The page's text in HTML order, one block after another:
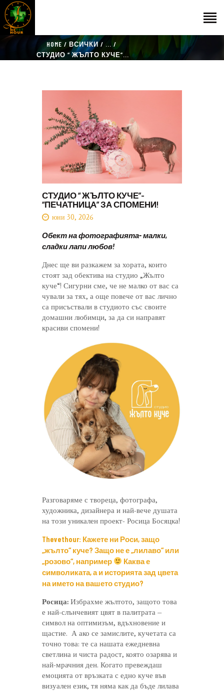
HOME ВСИЧКИ
...
СТУДИО “ ЖЪЛТО КУЧЕ”...
НАЧАЛО
THE VET HOUR
БЛОГ
КОНТАКТ
СТУДИО “ ЖЪЛТО КУЧЕ”-
“ПЕЧАТНИЦА” ЗА СПОМЕНИ!
юни 30, 2026
Обект на фотографията- малки,
сладки лапи любов!
Днес ще ви разкажем за хората, които
стоят зад обектива на студио „Жълто
куче“! Сигурни сме, че не малко от вас са
чували за тях, а още повече от вас лично
са присъствали в студиото със своите
домашни любимци, за да си направят
красиви спомени!
Разговаряме с твореца, фотографа,
художника, дизайнера и най-вече душата
на този уникален проект- Росица Босяцка!
Thevethour: Кажете ни Роси, защо
„жълто“ куче? Защо не е „лилаво“ или
„розово“, например
Каква е
символиката, а и историята зад цвета
на името на вашето студио?
Росица: Избрахме жълтото, защото това
е най-слънчевият цвят в палитрата –
символ на оптимизъм, вдъхновение и
щастие. А ако се замислите, кучетата са
точно това: те са нашата ежедневна
светлина и чиста радост, която озарява и
най-мрачния ден. Когато превеждаш
емоцията от връзката с едно куче във
визуален език, тя няма как да бъде лилава